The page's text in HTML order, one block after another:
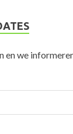
en we